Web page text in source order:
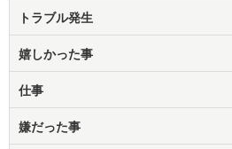
トラブル発生
嬉しかった事
仕事
嫌だった事